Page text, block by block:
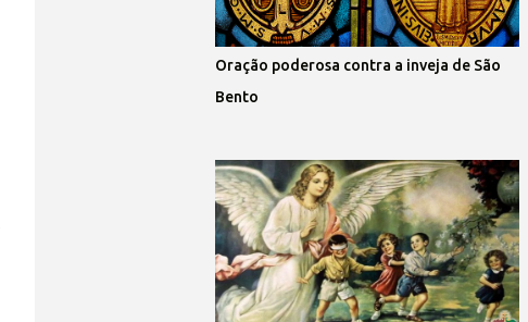
Oração poderosa contra a inveja de São
Bento